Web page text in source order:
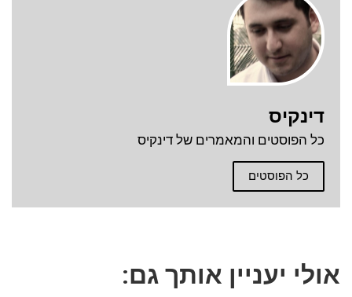
דינקיס
כל הפוסטים והמאמרים של דינקיס
כל הפוסטים
אולי יעניין אותך גם: